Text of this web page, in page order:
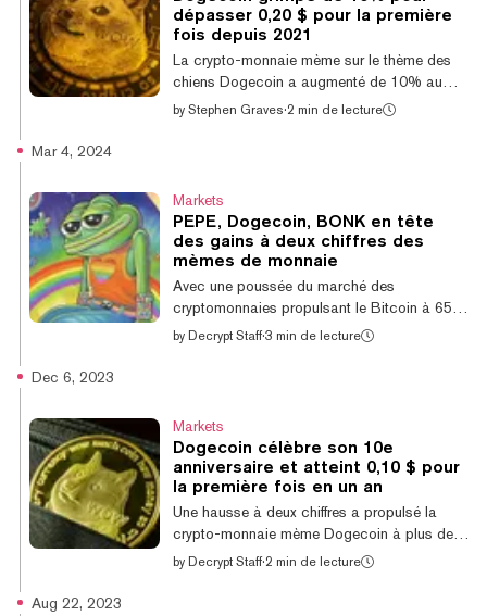
échangée sur le marché secondaire avec un
volume total d'échanges de 80 142 DOGE,
soit près de 15 000 $ de valeur. Le prix
plancher actuel pour un Doge Runestone e...
dépasser 0,20 $ pour la première
fois depuis 2021
La crypto-monnaie mème sur le thème des
chiens Dogecoin a augmenté de 10% au
cours de la dernière journée, reprenant 0,20 $
CoinGecko. La dernière fois que la
cryptomonnaie a atteint 0,20 $ était le 4
décembre 2021, selon le suivi des prix des
cryptomonnaies. Cela reste bien en deçà de
son prix record de 0,73 $, atteint en mai d...
by Stephen Graves·2 min de lecture
Mar 4, 2024
Markets
PEPE, Dogecoin, BONK en tête
des gains à deux chiffres des
mèmes de monnaie
Avec une poussée du marché des
cryptomonnaies propulsant le Bitcoin à 65
000 $, à seulement 6% en dessous de son
coins figurant dans le top 100 des
cryptocurrencies par capitalisation boursière,
la grenouille PEPE mène la charge, en
hausse de 35,6 % au cours des dernières 24
heures et de 421,8 % au cours des sept
derniers jours. Cela suff...
by Decrypt Staff·3 min de lecture
Dec 6, 2023
Markets
Dogecoin célèbre son 10e
anniversaire et atteint 0,10 $ pour
la première fois en un an
Une hausse à deux chiffres a propulsé la
crypto-monnaie mème Dogecoin à plus de
0,10 $ pour la première fois en un an. Le prix
by Decrypt Staff·2 min de lecture
Aug 22, 2023